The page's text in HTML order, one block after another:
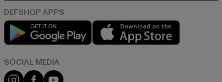
Play market
Instagram
FacebookYouTube